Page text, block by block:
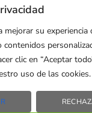
mejorar su experiencia
clic en “Aceptar
uso de las cookies.
DE DEZASETE MEDIA